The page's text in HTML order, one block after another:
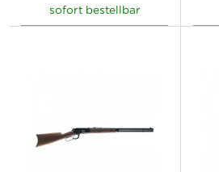
sofort bestellbar